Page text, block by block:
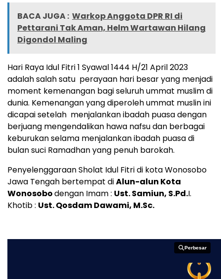
BACA JUGA : Warkop Anggota DPR RI di
Pettarani Tak Aman, Helm Wartawan Hilang
Digondol Maling
Hari Raya Idul Fitri 1 Syawal 1444 H/21 April 2023
adalah salah satu perayaan hari besar yang menjadi
moment kemenangan bagi seluruh ummat muslim di
dunia. Kemenangan yang diperoleh ummat muslin ini
dicapai setelah menjalankan ibadah puasa dengan
berjuang mengendalikan hawa nafsu dan berbagai
keburukan selama menjalankan ibadah puasa di
bulan suci Ramadhan yang penuh barokah.
Penyelenggaraan Sholat Idul Fitri di kota Wonosobo
Jawa Tengah bertempat diAlun-alun Kota
Wonosobodengan Imam : Ust. Samiun, S.Pd.I.
Khotib : Ust. Qosdam Dawami, M.Sc.
Perbesar
Perbesar